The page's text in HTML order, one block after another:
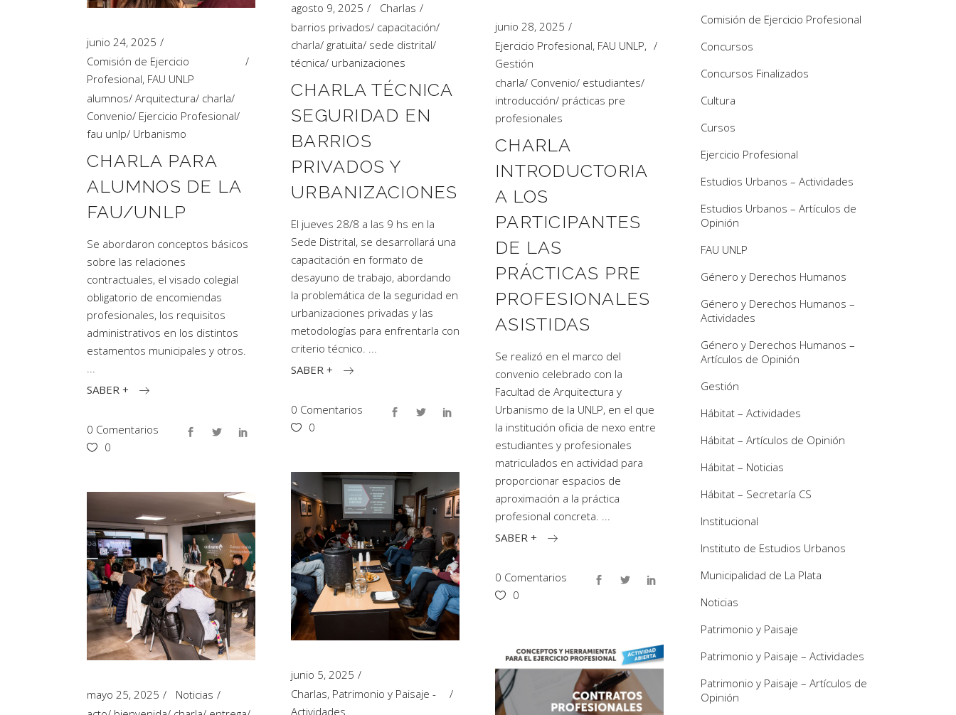
agosto 9, 2025
Charlas
barrios privados/ capacitación/
charla/ gratuita/ sede distrital/
técnica/ urbanizaciones
CHARLA TÉCNICA
SEGURIDAD EN
BARRIOS
PRIVADOS Y
URBANIZACIONES
El jueves 28/8 a las 9 hs en la
Sede Distrital, se desarrollará una
capacitación en formato de
desayuno de trabajo, abordando
la problemática de la seguridad en
urbanizaciones privadas y las
metodologías para enfrentarla con
criterio técnico.
SABER +
0 Comentarios
0
junio 28, 2025
Ejercicio Profesional, FAU UNLP,
Gestión
charla/ Convenio/ estudiantes/
introducción/ prácticas pre
profesionales
CHARLA
INTRODUCTORIA
A LOS
PARTICIPANTES
DE LAS
PRÁCTICAS PRE
PROFESIONALES
ASISTIDAS
Se realizó en el marco del
convenio celebrado con la
Facultad de Arquitectura y
Urbanismo de la UNLP, en el que
la institución oficia de nexo entre
estudiantes y profesionales
matriculados en actividad para
proporcionar espacios de
aproximación a la práctica
profesional concreta.
SABER +
0 Comentarios
0
junio 24, 2025
Comisión de Ejercicio
Profesional, FAU UNLP
alumnos/ Arquitectura/ charla/
Convenio/ Ejercicio Profesional/
fau unlp/ Urbanismo
CHARLA PARA
ALUMNOS DE LA
FAU/UNLP
Se abordaron conceptos básicos
sobre las relaciones
contractuales, el visado colegial
obligatorio de encomiendas
profesionales, los requisitos
administrativos en los distintos
estamentos municipales y otros.
SABER +
0 Comentarios
0
junio 5, 2025
Charlas, Patrimonio y Paisaje -
Actividades
mayo 25, 2025
Noticias
Comisión de Ejercicio Profesional
Concursos
Concursos Finalizados
Cultura
Cursos
Ejercicio Profesional
Estudios Urbanos – Actividades
Estudios Urbanos – Artículos de
Opinión
FAU UNLP
Género y Derechos Humanos
Género y Derechos Humanos –
Actividades
Género y Derechos Humanos –
Artículos de Opinión
Gestión
Hábitat – Actividades
Hábitat – Artículos de Opinión
Hábitat – Noticias
Hábitat – Secretaría CS
Institucional
Instituto de Estudios Urbanos
Municipalidad de La Plata
Noticias
Patrimonio y Paisaje
Patrimonio y Paisaje – Actividades
Patrimonio y Paisaje – Artículos de
Opinión